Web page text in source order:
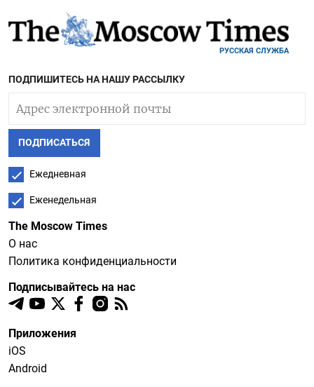
РУССКАЯ СЛУЖБА
ПОДПИШИТЕСЬ НА НАШУ РАССЫЛКУ
ПОДПИСАТЬСЯ
Ежедневная
Еженедельная
The Moscow Times
О нас
Политика конфиденциальности
Подписывайтесь на нас
Приложения
iOS
Android